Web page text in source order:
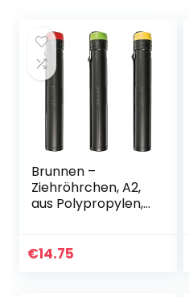
Brunnen –
Ziehröhrchen, A2,
aus Polypropylen,
Sortiert
€14.75